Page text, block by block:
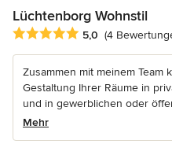
Lüchtenborg Wohnstil
Durchschnittliche
5,0 (4
Zusammen mit meinem Team
Gestaltung Ihrer Räume in
und in gewerblichen oder
Mehr